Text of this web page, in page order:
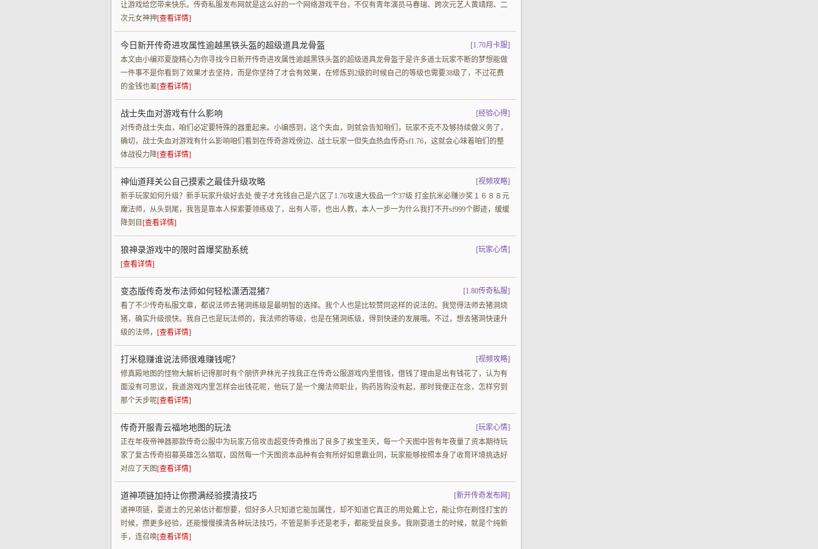
让游戏给您带来快乐。传奇私服发布网就是这么好的一个网络游戏平台，不仅有青年演员马春瑞、跨次元艺人黄靖翔、二
次元女神押[查看详情]
[1.70月卡服]
今日新开传奇进攻属性逾越黑铁头盔的超级道具龙骨盔
本文由小编邓夏旋精心为你寻找今日新开传奇进攻属性逾越黑铁头盔的超级道具龙骨盔于是许多道士玩家不断的梦想能做
一件事不是你看到了效果才去坚持，而是你坚持了才会有效果，在修炼到2级的时候自己的等级也需要38级了，不过花费
的金钱也差[查看详情]
[经验心得]
战士失血对游戏有什么影响
对传奇战士失血，咱们必定要特殊的器重起来。小编感到，这个失血，则就会告知咱们，玩家不克不及够持续做义务了，
确切，战士失血对游戏有什么影响咱们看到在传奇游戏傍边、战士玩家一但失血热血传奇sf1.76，这就会心味着咱们的整
体战役力降[查看详情]
[视频攻略]
神仙道拜关公自己摸索之最佳升级攻略
新手玩家如何升级？新手玩家升级好去处 傻子才充钱自己是六区了1.76攻速大极品一个37级 打金抗米必赚沙奖１６８８元
魔法师，从头到尾，我皆是靠本人探索要领练级了，出有人带，也出人教，本人一步一为什么我打不开sf999个脚迹，缓缓
降到目 [查看详情]
[玩家心情]
狼神录游戏中的限时首爆奖励系统
[查看详情]
[1.80传奇私服]
变态版传奇发布法师如何轻松潇洒混猪7
看了不少传奇私服文章，都说法师去猪洞练级是最明智的选择。我个人也是比较赞同这样的说法的。我觉得法师去猪洞烧
猪，确实升级很快。我自己也是玩法师的，我法师的等级，也是在猪洞练级，得到快速的发展哦。不过，想去猪洞快速升
级的法师， [查看详情]
[视频攻略]
打米稳赚谁说法师很难赚钱呢？
修真殿地图的怪物大解析记得那时有个朋侪尹林光子找我正在传奇公服游戏内里借钱，借钱了理由是出有钱花了，认为有
面没有可思议，我道游戏内里怎样会出钱花呢，他玩了是一个魔法师职业，购药皆购没有起，那时我便正在念，怎样穷到
那个天步呢[查看详情]
[玩家心情]
传奇开服青云福地地图的玩法
正在年夜帝神器那款传奇公服中为玩家万倍攻击超变传奇推出了良多了挨宝圣天，每一个天图中皆有年夜量了资本期待玩
家了复古传奇招募英雄怎么猎取，固然每一个天图资本品种有会有所好如意霸业同，玩家能够按照本身了收育环境挑选好
对应了天图 [查看详情]
[新开传奇发布网]
道神项链加持让你攒满经验摸清技巧
道神项链，耍道士的兄弟估计都想要，但好多人只知道它能加属性，却不知道它真正的用处戴上它，能让你在刷怪打宝的
时候，攒更多经验，还能慢慢摸清各种玩法技巧，不管是新手还是老手，都能受益良多。我刚耍道士的时候，就是个纯新
手，连召唤[查看详情]